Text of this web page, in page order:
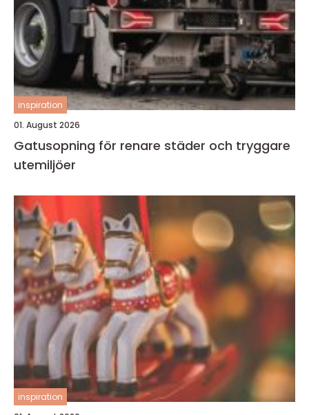
inspiration
01. August 2026
Gatusopning för renare städer och tryggare
utemiljöer
inspiration